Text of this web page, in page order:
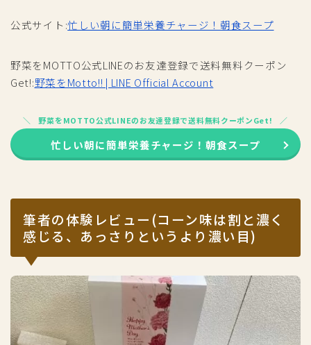
公式サイト:忙しい朝に簡単栄養チャージ！朝食スープ
野菜をMOTTO公式LINEのお友達登録で送料無料クーポン
Get!:野菜をMotto!! | LINE Official Account
野菜をMOTTO公式LINEのお友達登録で送料無料クーポンGet!
忙しい朝に簡単栄養チャージ！朝食スープ
筆者の体験レビュー(コーン味は割と濃く
感じる、あっさりというより濃い目)